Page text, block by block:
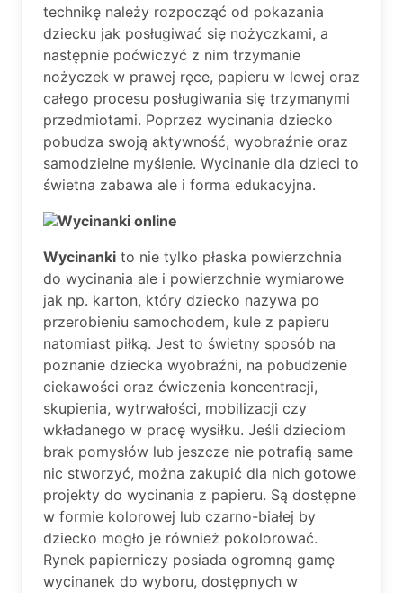
technikę należy rozpocząć od pokazania
dziecku jak posługiwać się nożyczkami, a
następnie poćwiczyć z nim trzymanie
nożyczek w prawej ręce, papieru w lewej oraz
całego procesu posługiwania się trzymanymi
przedmiotami. Poprzez wycinania dziecko
pobudza swoją aktywność, wyobraźnie oraz
samodzielne myślenie. Wycinanie dla dzieci to
świetna zabawa ale i forma edukacyjna.
Wycinanki online
Wycinanki to nie tylko płaska powierzchnia
do wycinania ale i powierzchnie wymiarowe
jak np. karton, który dziecko nazywa po
przerobieniu samochodem, kule z papieru
natomiast piłką. Jest to świetny sposób na
poznanie dziecka wyobraźni, na pobudzenie
ciekawości oraz ćwiczenia koncentracji,
skupienia, wytrwałości, mobilizacji czy
wkładanego w pracę wysiłku. Jeśli dzieciom
brak pomysłów lub jeszcze nie potrafią same
nic stworzyć, można zakupić dla nich gotowe
projekty do wycinania z papieru. Są dostępne
w formie kolorowej lub czarno-białej by
dziecko mogło je również pokolorować.
Rynek papierniczy posiada ogromną gamę
wycinanek do wyboru, dostępnych w